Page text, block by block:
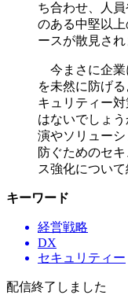
ち合わせ、人
のある中堅以
ースが散見され
今まさに企業
を未然に防げ
キュリティー
はないでしょ
演やソリュー
防ぐためのセ
ス強化について
キーワード
経営戦略
DX
セキュリティー
配信終了しました